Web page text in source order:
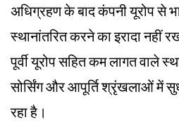
अधिग्रहण के बाद कंपनी यूरोप से
स्थानांतरित करने का इरादा नहीं
पूर्वी यूरोप सहित कम लागत वाले
सोर्सिंग और आपूर्ति श्रृंखलाओं में
रहा है।